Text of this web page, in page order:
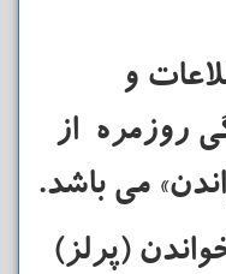
و
روزمره از
می باشد.
(پرلز)